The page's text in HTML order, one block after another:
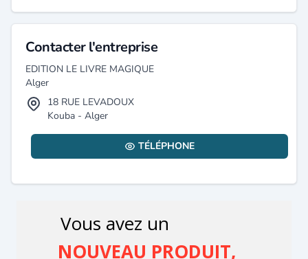
Contacter l'entreprise
EDITION LE LIVRE MAGIQUE
Alger
18 RUE LEVADOUX
Kouba - Alger
TÉLÉPHONE